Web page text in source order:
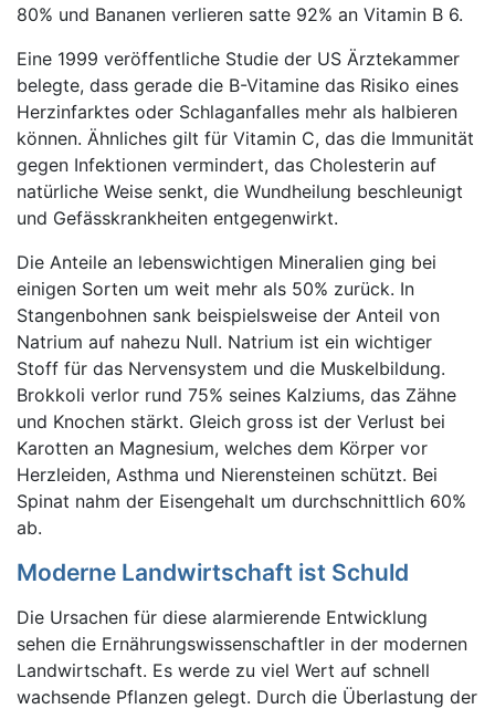
80% und Bananen verlieren satte 92% an Vitamin B 6.
Eine 1999 veröffentliche Studie der US Ärztekammer
belegte, dass gerade die B-Vitamine das Risiko eines
Herzinfarktes oder Schlaganfalles mehr als halbieren
können. Ähnliches gilt für Vitamin C, das die Immunität
gegen Infektionen vermindert, das Cholesterin auf
natürliche Weise senkt, die Wundheilung beschleunigt
und Gefässkrankheiten entgegenwirkt.
Die Anteile an lebenswichtigen Mineralien ging bei
einigen Sorten um weit mehr als 50% zurück. In
Stangenbohnen sank beispielsweise der Anteil von
Natrium auf nahezu Null. Natrium ist ein wichtiger
Stoff für das Nervensystem und die Muskelbildung.
Brokkoli verlor rund 75% seines Kalziums, das Zähne
und Knochen stärkt. Gleich gross ist der Verlust bei
Karotten an Magnesium, welches dem Körper vor
Herzleiden, Asthma und Nierensteinen schützt. Bei
Spinat nahm der Eisengehalt um durchschnittlich 60%
ab.
Moderne Landwirtschaft ist Schuld
Die Ursachen für diese alarmierende Entwicklung
sehen die Ernährungswissenschaftler in der modernen
Landwirtschaft. Es werde zu viel Wert auf schnell
wachsende Pflanzen gelegt. Durch die Überlastung der